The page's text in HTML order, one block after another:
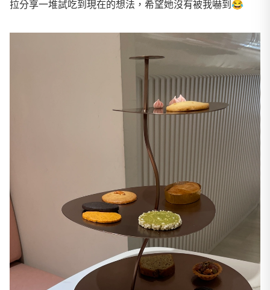
拉分享一堆試吃到現在的想法，希望她沒有被我嚇到😂